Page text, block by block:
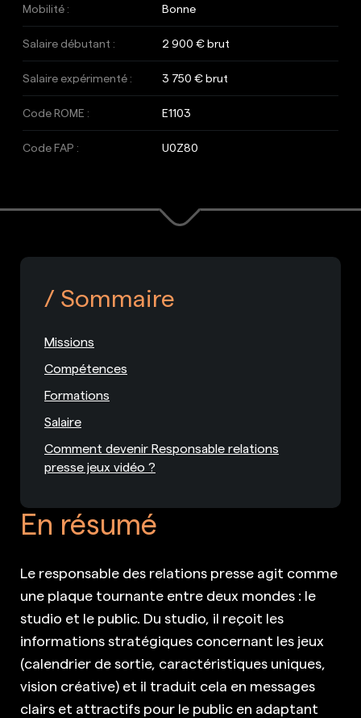
Mobilité : Bonne
Salaire débutant : 2 900 € brut
Salaire expérimenté : 3 750 € brut
Code ROME : E1103
Code FAP : U0Z80
En résumé
Le responsable des relations presse agit comme
une plaque tournante entre deux mondes : le
studio et le public. Du studio, il reçoit les
informations stratégiques concernant les jeux
(calendrier de sortie, caractéristiques uniques,
vision créative) et il traduit cela en messages
clairs et attractifs pour le public en adaptant
Sommaire
Missions
Compétences
Formations
Salaire
Comment devenir Responsable relations
presse jeux vidéo ?